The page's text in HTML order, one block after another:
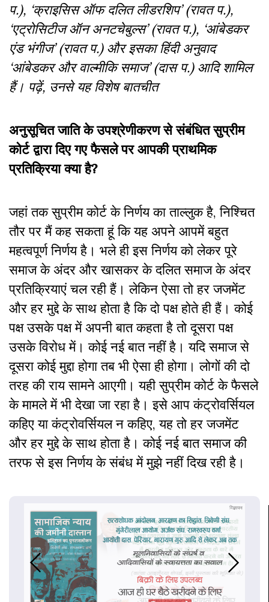
प.), ‘क्राइसिस ऑफ दलित लीडरशिप’ (रावत प.),
‘एट्रोसिटीज ऑन अनटचेबुल्स’ (रावत प.), ‘आंबेडकर
एंड भंगीज’ (रावत प.) और इसका हिंदी अनुवाद
‘आंबेडकर और वाल्मीकि समाज’ (दास प.) आदि शामिल
हैं। पढ़ें, उनसे यह विशेष बातचीत
अनुसूचित जाति के उपश्रेणीकरण से संबंधित सुप्रीम
कोर्ट द्वारा दिए गए फैसले पर आपकी प्राथमिक
प्रतिक्रिया क्या है?
जहां तक सुप्रीम कोर्ट के निर्णय का ताल्लुक है, निश्चित
तौर पर मैं कह सकता हूं कि यह अपने आपमें बहुत
महत्वपूर्ण निर्णय है। भले ही इस निर्णय को लेकर पूरे
समाज के अंदर और खासकर के दलित समाज के अंदर
प्रतिक्रियाएं चल रही हैं। लेकिन ऐसा तो हर जजमेंट
और हर मुद्दे के साथ होता है कि दो पक्ष होते ही हैं। कोई
पक्ष उसके पक्ष में अपनी बात कहता है तो दूसरा पक्ष
उसके विरोध में। कोई नई बात नहीं है। यदि समाज से
दूसरा कोई मुद्दा होगा तब भी ऐसा ही होगा। लोगों की दो
तरह की राय सामने आएगी। यही सुप्रीम कोर्ट के फैसले
के मामले में भी देखा जा रहा है। इसे आप कंट्रोवर्सियल
कहिए या कंट्रोवर्सियल न कहिए, यह तो हर जजमेंट
और हर मुद्दे के साथ होता है। कोई नई बात समाज की
तरफ से इस निर्णय के संबंध में मुझे नहीं दिख रही है।